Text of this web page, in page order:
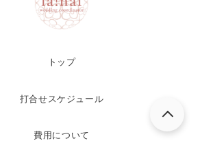
トップ
打合せスケジュール
費用について